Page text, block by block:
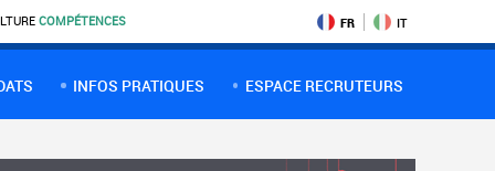
COMPÉTENCES FR IT
INFOS PRATIQUES ESPACE RECRUTEURS